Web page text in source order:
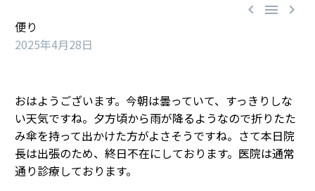
  
便り
2025年4月28日
おはようございます。今朝は曇っていて、すっきりしな
い天気ですね。夕方頃から雨が降るようなので折りたた
み傘を持って出かけた方がよさそうですね。さて本日院
長は出張のため、終日不在にしております。医院は通常
通り診療しております。